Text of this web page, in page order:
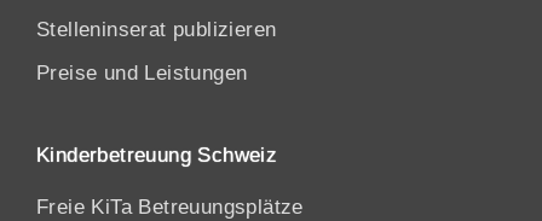
Stelleninserat publizieren
Preise und Leistungen
Kinderbetreuung Schweiz
Freie KiTa Betreuungsplätze